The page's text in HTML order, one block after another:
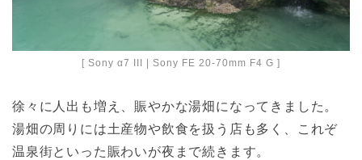
[ Sony α7 III | Sony FE 20-70mm F4 G ]
徐々に人出も増え、賑やかな湯畑になってきました。
湯畑の周りには土産物や飲食を扱う店も多く、これぞ
温泉街といった賑わいが夜まで続きます。